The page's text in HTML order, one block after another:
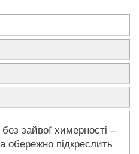
зайвої химерності –
обережно підкреслить